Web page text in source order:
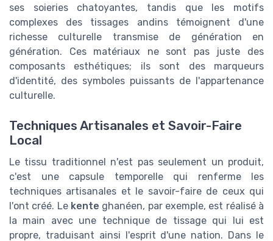
ses soieries chatoyantes, tandis que les motifs
complexes des tissages andins témoignent d'une
richesse culturelle transmise de génération en
génération. Ces matériaux ne sont pas juste des
composants esthétiques; ils sont des marqueurs
d'identité, des symboles puissants de l'appartenance
culturelle.
Techniques Artisanales et Savoir-Faire
Local
Le tissu traditionnel n'est pas seulement un produit,
c'est une capsule temporelle qui renferme les
techniques artisanales et le savoir-faire de ceux qui
l'ont créé. Le kente ghanéen, par exemple, est réalisé à
la main avec une technique de tissage qui lui est
propre, traduisant ainsi l'esprit d'une nation. Dans le